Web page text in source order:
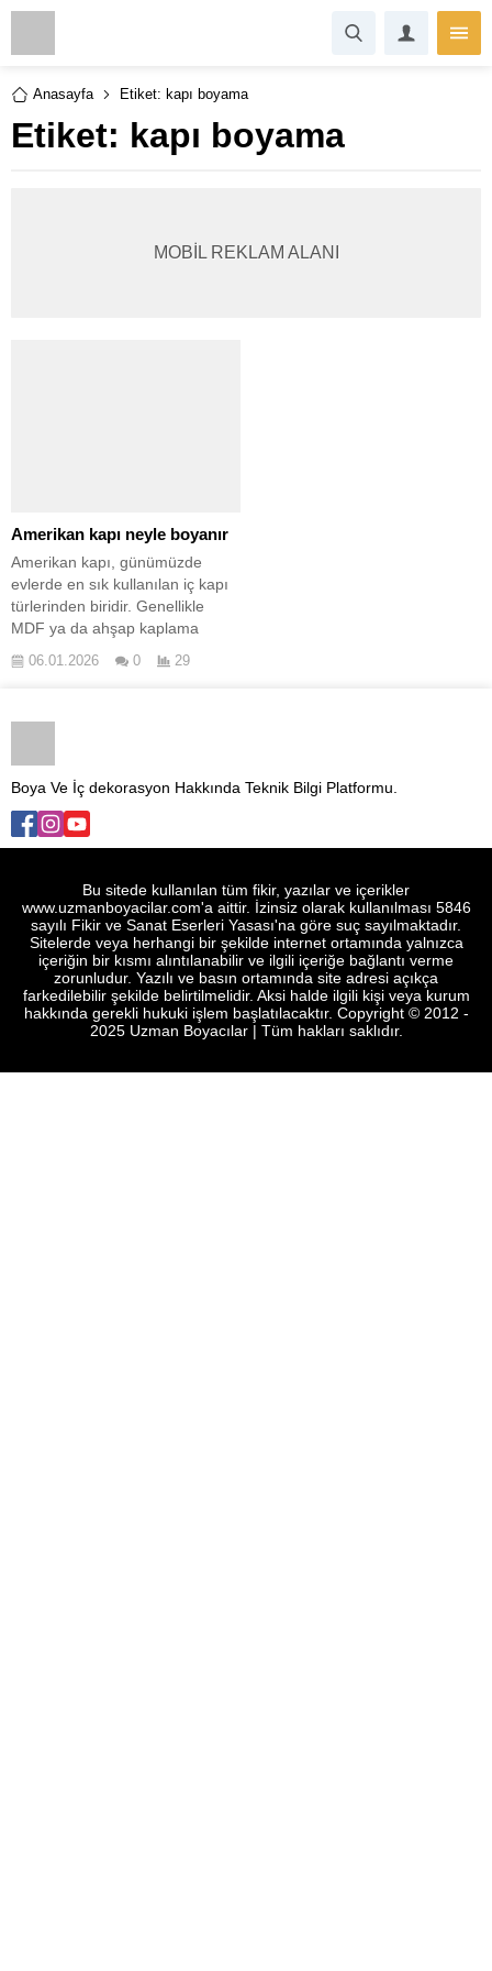
Anasayfa Etiket: kapı boyama
Etiket: kapı boyama
MOBİL REKLAM ALANI
Amerikan kapı neyle boyanır
Amerikan kapı, günümüzde
evlerde en sık kullanılan iç kapı
türlerinden biridir. Genellikle MDF
ya da ahşap kaplama yüzeye
sahiptir ve masif ahşap kapılarla
karıştırılır. Ancak yapısı farklı
süreci de klasik ahşap kapılardan
olması nedeniyle salon ve oda
kapılarında sıkça tercih...
06.01.2026 0 29
Boya Ve İç dekorasyon Hakkında Teknik Bilgi Platformu.
Bu sitede kullanılan tüm fikir, yazılar ve içerikler
www.uzmanboyacilar.com'a aittir. İzinsiz olarak kullanılması 5846
sayılı Fikir ve Sanat Eserleri Yasası'na göre suç sayılmaktadır.
Sitelerde veya herhangi bir şekilde internet ortamında yalnızca içeriğin
bir kısmı alıntılanabilir ve ilgili içeriğe bağlantı verme zorunludur. Yazılı
ve basın ortamında site adresi açıkça farkedilebilir şekilde
belirtilmelidir. Aksi halde ilgili kişi veya kurum hakkında gerekli hukuki
işlem başlatılacaktır. Copyright © 2012 - 2025 Uzman Boyacılar | Tüm